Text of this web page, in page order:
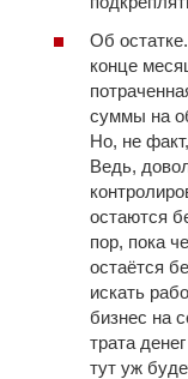
Об
конце
суммы на
Но, не
Ведь,
остаются
пор, пока
остаётся
искать
бизнес на
трата
тут уж